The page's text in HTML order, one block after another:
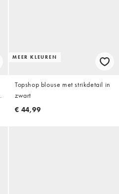
MEER KLEUREN
Topshop blouse met strikdetail in
zwart
€ 44,99